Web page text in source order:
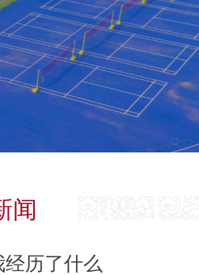
闻
历了什么